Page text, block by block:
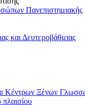
Πανεπιστημιακής
και Δευτεροβάθμιας
Κέντρων Ξένων
πλαισίου